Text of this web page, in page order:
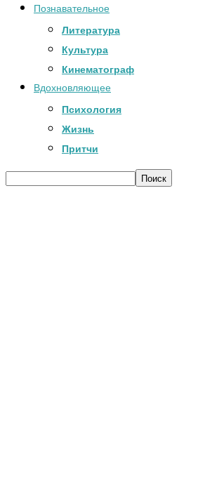
Познавательное
Литература
Культура
Кинематограф
Вдохновляющее
Психология
Жизнь
Притчи